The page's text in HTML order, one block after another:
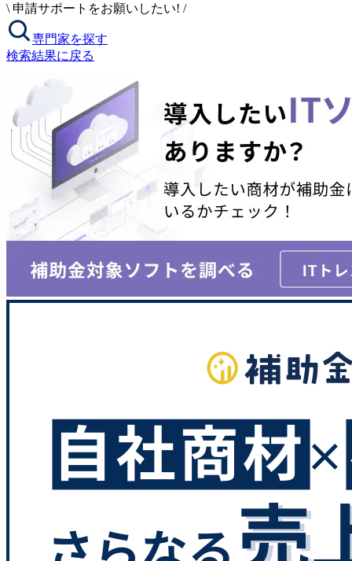
\ 申請サポートをお願いしたい! /
専門家を探す
検索結果に戻る